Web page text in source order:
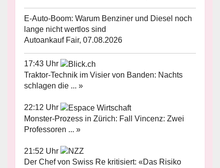
E-Auto-Boom: Warum Benziner und Diesel noch
lange nicht wertlos sind
Autoankauf Fair, 07.08.2026
17:43 Uhr
Traktor-Technik im Visier von Banden: Nachts
schlagen die ... »
22:12 Uhr
Monster-Prozess in Zürich: Fall Vincenz: Zwei
Professoren ... »
21:52 Uhr
Der Chef von Swiss Re kritisiert: «Das Risiko